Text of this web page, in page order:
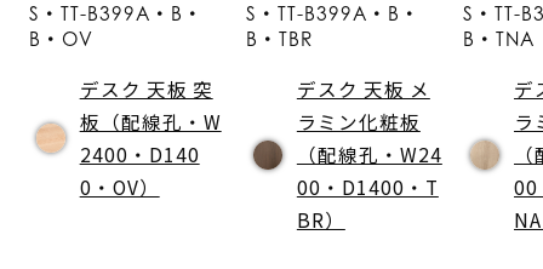
S・TT-B399A・B・
B・OV
デスク 天板 突
板（配線孔・W
2400・D140
0・OV）
S・TT-B399A・B・
B・TBR
デスク 天板 メ
ラミン化粧板
（配線孔・W24
00・D1400・T
BR）
S・TT-
B・TNA
デ
ラ
00